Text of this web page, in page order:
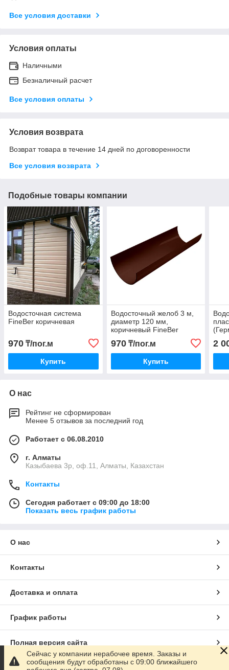
Все условия доставки
Условия оплаты
Наличными
Безналичный расчет
Все условия оплаты
Условия возврата
Возврат товара в течение 14 дней по договоренности
Все условия возврата
Подобные товары компании
Водосточная система
FineBer коричневая
970 ₸/пог.м
Купить
Водосточный желоб 3 м,
диаметр 120 мм,
коричневый FineBer
970₸/пог.м
Купить
2
О нас
Рейтинг не сформирован
Менее 5 отзывов за последний год
Работает с 06.08.2010
г. Алматы
Казыбаева 3р, оф.11, Алматы, Казахстан
Контакты
Сегодня работает с 09:00 до 18:00
Показать весь график работы
О нас
Контакты
Доставка и оплата
График работы
Полная версия сайта
Сайт создан на маркетплейсеSatu.kz
Сейчас у компании нерабочее время. Заказы и
сообщения будут обработаны с 09:00 ближайшего